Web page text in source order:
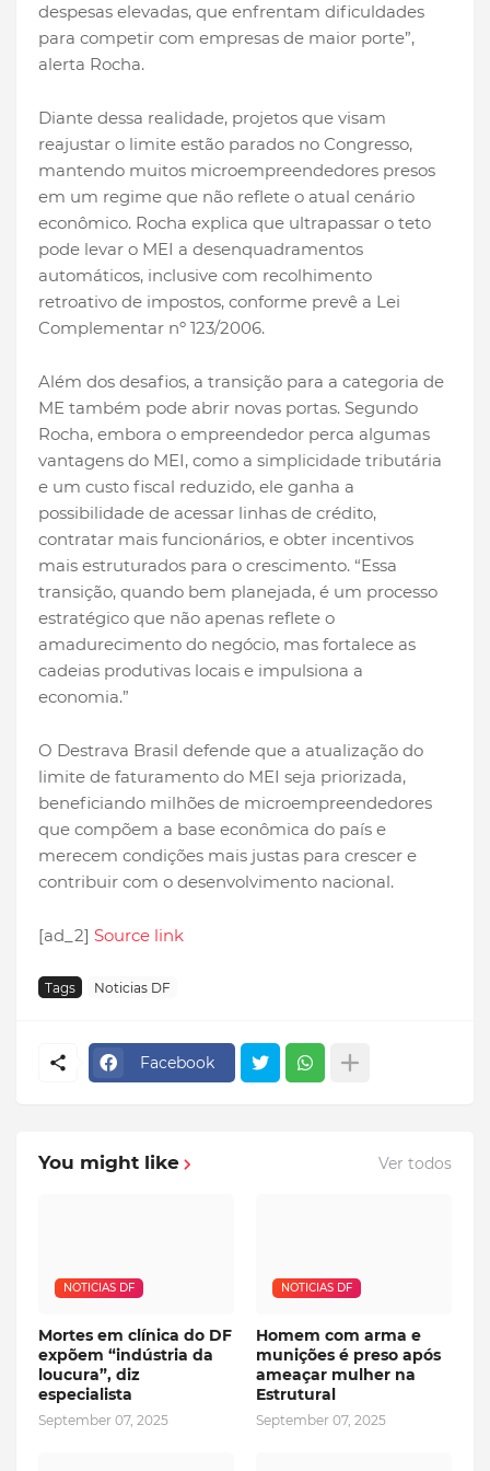
despesas elevadas, que enfrentam dificuldades
para competir com empresas de maior porte”,
alerta Rocha.
Diante dessa realidade, projetos que visam
reajustar o limite estão parados no Congresso,
mantendo muitos microempreendedores presos
em um regime que não reflete o atual cenário
econômico. Rocha explica que ultrapassar o teto
pode levar o MEI a desenquadramentos
automáticos, inclusive com recolhimento
retroativo de impostos, conforme prevê a Lei
Complementar nº 123/2006.
Além dos desafios, a transição para a categoria de
ME também pode abrir novas portas. Segundo
Rocha, embora o empreendedor perca algumas
vantagens do MEI, como a simplicidade tributária
e um custo fiscal reduzido, ele ganha a
possibilidade de acessar linhas de crédito,
contratar mais funcionários, e obter incentivos
mais estruturados para o crescimento. “Essa
transição, quando bem planejada, é um processo
estratégico que não apenas reflete o
amadurecimento do negócio, mas fortalece as
cadeias produtivas locais e impulsiona a
economia.”
O Destrava Brasil defende que a atualização do
limite de faturamento do MEI seja priorizada,
beneficiando milhões de microempreendedores
que compõem a base econômica do país e
merecem condições mais justas para crescer e
contribuir com o desenvolvimento nacional.
[ad_2] Source link
Tags Noticias DF
Facebook
You might like Ver todos
NOTICIAS DF
Mortes em clínica do DF
expõem “indústria da
loucura”, diz
especialista
September 07, 2025
NOTICIAS DF
Homem com arma e
munições é preso após
ameaçar mulher na
Estrutural
September 07, 2025